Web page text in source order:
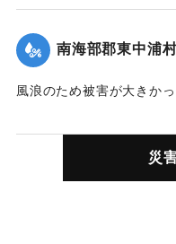
｜固有コード:
南海部郡東中浦
風浪のため被害が大きか
災